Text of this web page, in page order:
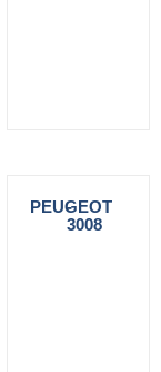
PEUGEOT
-
3008